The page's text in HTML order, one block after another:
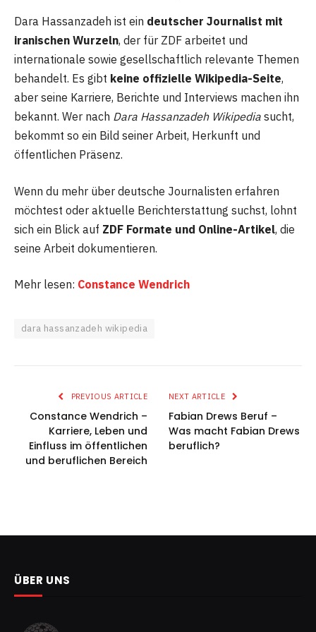
Dara Hassanzadeh ist ein deutscher Journalist mit
iranischen Wurzeln, der für ZDF arbeitet und
internationale sowie gesellschaftlich relevante Themen
behandelt. Es gibt keine offizielle Wikipedia-Seite,
aber seine Karriere, Berichte und Interviews machen ihn
bekannt. Wer nach Dara Hassanzadeh Wikipedia sucht,
bekommt so ein Bild seiner Arbeit, Herkunft und
öffentlichen Präsenz.
Wenn du mehr über deutsche Journalisten erfahren
möchtest oder aktuelle Berichterstattung suchst, lohnt
sich ein Blick auf ZDF Formate und Online-Artikel, die
seine Arbeit dokumentieren.
Mehr lesen: Constance Wendrich
dara hassanzadeh wikipedia
PREVIOUS ARTICLE
Constance Wendrich –
Karriere, Leben und
Einfluss im öffentlichen
und beruflichen Bereich
NEXT ARTICLE
Fabian Drews Beruf –
Was macht Fabian Drews
beruflich?
ÜBER UNS